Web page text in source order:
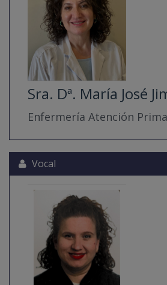
Sra. Dª. María José
Enfermería Atención
Vocal